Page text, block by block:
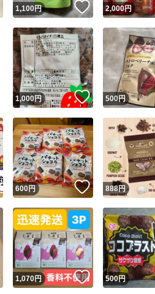
いいね！
1,100円 いいね！
2,000円
いいね！
1,000円 いいね！
500円
いいね！
600円 いいね！
888円
いいね！
1,070円 いいね！
500円